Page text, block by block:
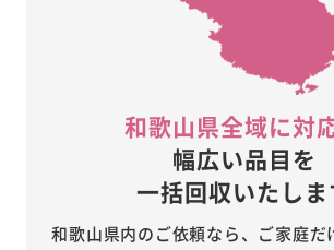
和歌山県全域に対
幅広い品目を
一括回収いたしま
和歌山県内のご依頼なら、ご家庭だ